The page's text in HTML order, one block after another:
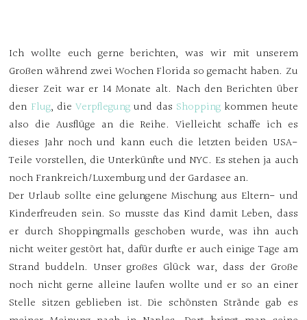
Ich wollte euch gerne berichten, was wir mit unserem
Großen während zwei Wochen Florida so gemacht haben. Zu
dieser Zeit war er 14 Monate alt. Nach den Berichten über
den Flug, dieVerpflegung und das Shopping kommen heute
also die Ausflüge an die Reihe. Vielleicht schaffe ich es
dieses Jahr noch und kann euch die letzten beiden USA-
Teile vorstellen, die Unterkünfte und NYC. Es stehen ja auch
noch Frankreich/Luxemburg und der Gardasee an.
Der Urlaub sollte eine gelungene Mischung aus Eltern- und
Kinderfreuden sein. So musste das Kind damit Leben, dass
er durch Shoppingmalls geschoben wurde, was ihn auch
nicht weiter gestört hat, dafür durfte er auch einige Tage am
Strand buddeln. Unser großes Glück war, dass der Große
noch nicht gerne alleine laufen wollte und er so an einer
Stelle sitzen geblieben ist. Die schönsten Strände gab es